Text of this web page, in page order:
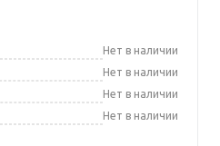
Нет в наличии
Нет в наличии
Нет в наличии
Нет в наличии